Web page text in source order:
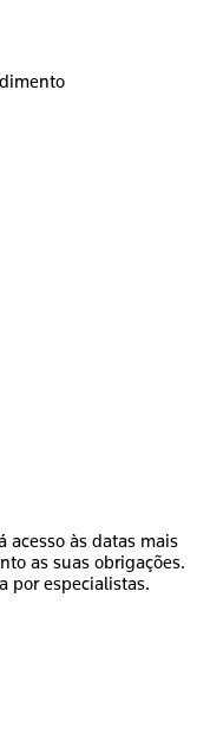
acesso às datas mais
as suas obrigações.
por especialistas.